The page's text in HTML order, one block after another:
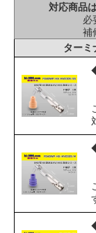
対応商品
必
補
ターミ